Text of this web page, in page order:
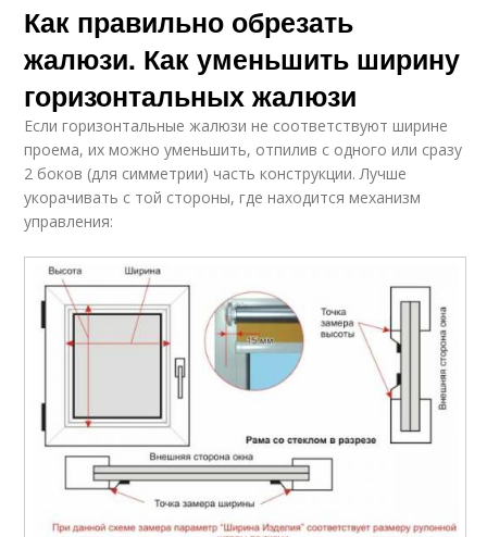
Как правильно обрезать
жалюзи. Как уменьшить ширину
горизонтальных жалюзи
Если горизонтальные жалюзи не соответствуют ширине
проема, их можно уменьшить, отпилив с одного или сразу
2 боков (для симметрии) часть конструкции. Лучше
укорачивать с той стороны, где находится механизм
управления: